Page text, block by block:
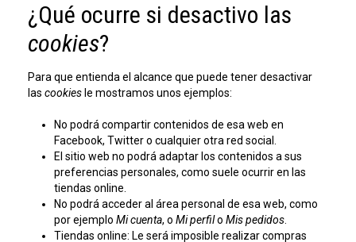
¿Qué ocurre si desactivo las
cookies?
Para que entienda el alcance que puede tener desactivar
las cookies le mostramos unos ejemplos:
No podrá compartir contenidos de esa web en
Facebook, Twitter o cualquier otra red social.
El sitio web no podrá adaptar los contenidos a sus
preferencias personales, como suele ocurrir en las
tiendas online.
No podrá acceder al área personal de esa web, como
por ejemplo Mi cuenta, o Mi perfilo Mis pedidos.
Tiendas online: Le será imposible realizar compras